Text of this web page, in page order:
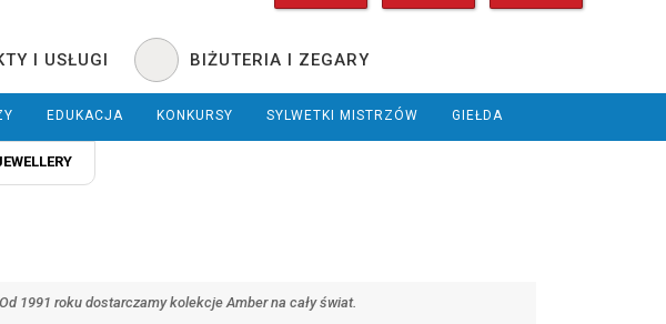
I USŁUGI BIŻUTERIA I ZEGARY
EDUKACJA KONKURSY SYLWETKI MISTRZÓW GIEŁDA
1991 roku dostarczamy kolekcje Amber na cały świat.